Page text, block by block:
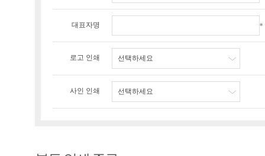
대표자명 *
로고 인쇄 선택하세요
사인 인쇄 선택하세요